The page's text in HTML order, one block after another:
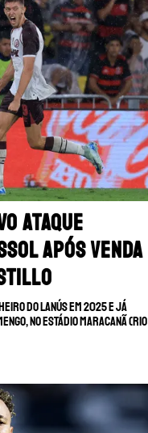
ataque
após venda
do Lanús em 2025 e já
no estádio Maracanã (Rio